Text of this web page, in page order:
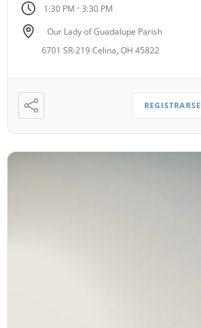
1:30 PM - 3:30 PM
Our Lady of Guadalupe Parish
6701 SR-219 Celina, OH 45822
REGISTRARSE